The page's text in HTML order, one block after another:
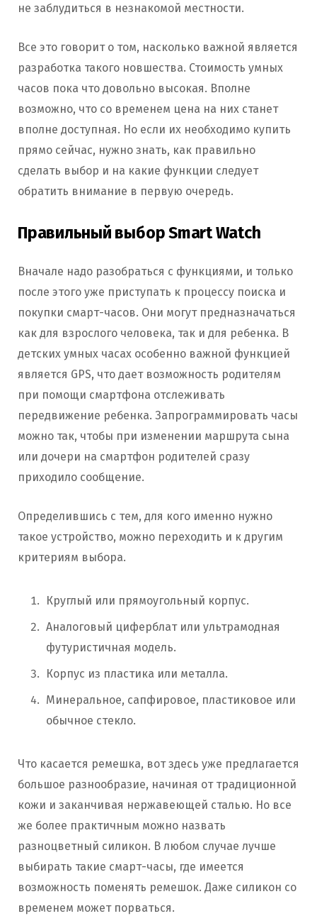
не заблудиться в незнакомой местности.
Все это говорит о том, насколько важной является
разработка такого новшества. Стоимость умных
часов пока что довольно высокая. Вполне
возможно, что со временем цена на них станет
вполне доступная. Но если их необходимо купить
прямо сейчас, нужно знать, как правильно
сделать выбор и на какие функции следует
обратить внимание в первую очередь.
Правильный выбор Smart Wаtch
Вначале надо разобраться с функциями, и только
после этого уже приступать к процессу поиска и
покупки смарт-часов. Они могут предназначаться
как для взрослого человека, так и для ребенка. В
детских умных часах особенно важной функцией
является GPS, что дает возможность родителям
при помощи смартфона отслеживать
передвижение ребенка. Запрограммировать часы
можно так, чтобы при изменении маршрута сына
или дочери на смартфон родителей сразу
приходило сообщение.
Определившись с тем, для кого именно нужно
такое устройство, можно переходить и к другим
критериям выбора.
Круглый или прямоугольный корпус.
Аналоговый циферблат или ультрамодная
футуристичная модель.
Корпус из пластика или металла.
Минеральное, сапфировое, пластиковое или
обычное стекло.
Что касается ремешка, вот здесь уже предлагается
большое разнообразие, начиная от традиционной
кожи и заканчивая нержавеющей сталью. Но все
же более практичным можно назвать
разноцветный силикон. В любом случае лучше
выбирать такие смарт-часы, где имеется
возможность поменять ремешок. Даже силикон со
временем может порваться.